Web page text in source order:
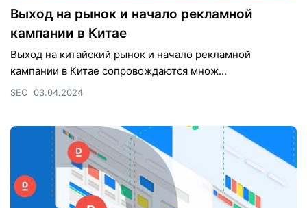
Выход на рынок и начало рекламной
кампании в Китае
Выход на китайский рынок и начало рекламной
кампании в Китае сопровождаются множ...
SEO 03.04.2024